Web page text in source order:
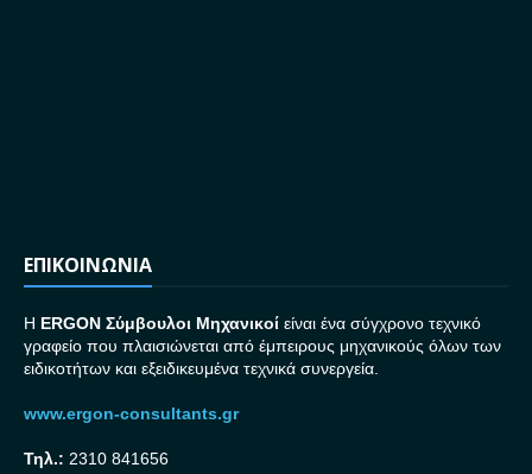
ΕΠΙΚΟΙΝΩΝΙΑ
H ERGON Σύμβουλοι Μηχανικοί είναι ένα σύγχρονο τεχνικό
γραφείο που πλαισιώνεται από έμπειρους μηχανικούς όλων των
ειδικοτήτων και εξειδικευμένα τεχνικά συνεργεία.
www.ergon-consultants.gr
Τηλ.: 2310 841656